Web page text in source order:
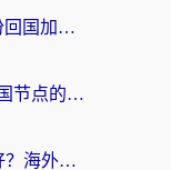
海外华人电视直播总卡顿？这份回国加速器选择指南帮你无缝看国内资源
海外党必看：如何选对带vpn中国节点的加速器？无缝访问国内资源全攻略
ChickCN和Unblock Youku哪个好？海外党亲测4款热门回国加速器，附避坑指南